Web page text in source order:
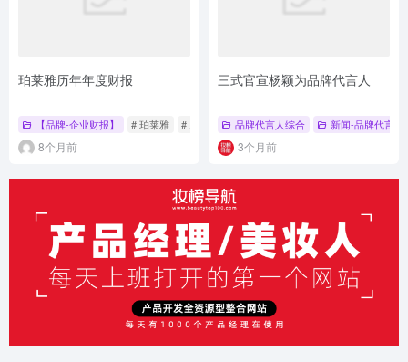
珀莱雅历年年度财报
【品牌-企业财报】 # 珀莱雅 # 上市企业财报
8个月前
三式官宣杨颖为品牌代言人
品牌代言人综合 新闻-品牌代言人
3个月前